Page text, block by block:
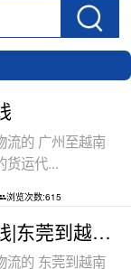
流的 广州至越南
货运代...
浏览次数:615
东莞到越南物流专线|东莞到越南货运代理
流的 东莞到越南